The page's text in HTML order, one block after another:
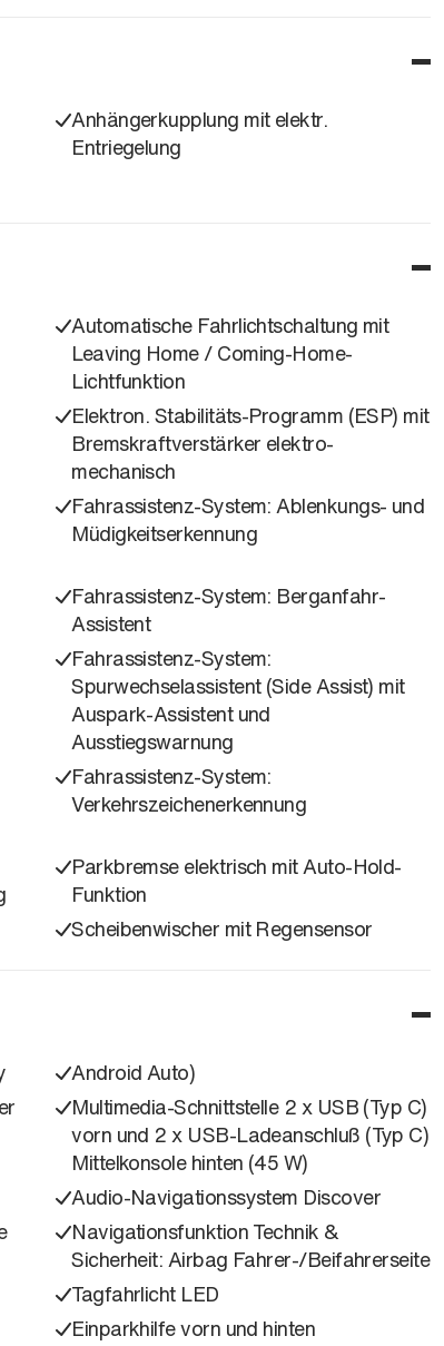
Anhängerkupplung mit elektr.
Entriegelung
Automatische Fahrlichtschaltung mit
Leaving Home / Coming-Home-
Lichtfunktion
Elektron. Stabilitäts-Programm (ESP) mit
Bremskraftverstärker elektro-
mechanisch
Fahrassistenz-System: Ablenkungs- und
Müdigkeitserkennung
Fahrassistenz-System: Berganfahr-
Assistent
Fahrassistenz-System:
Spurwechselassistent (Side Assist) mit
Auspark-Assistent und
Ausstiegswarnung
Fahrassistenz-System:
Verkehrszeichenerkennung
Parkbremse elektrisch mit Auto-Hold-
Funktion
Scheibenwischer mit Regensensor
Android Auto)
Multimedia-Schnittstelle 2 x USB (Typ C)
vorn und 2 x USB-Ladeanschluß (Typ C)
Mittelkonsole hinten (45 W)
Audio-Navigationssystem Discover
Navigationsfunktion Technik &
Sicherheit: Airbag Fahrer-/Beifahrerseite
Tagfahrlicht LED
Einparkhilfe vorn und hinten